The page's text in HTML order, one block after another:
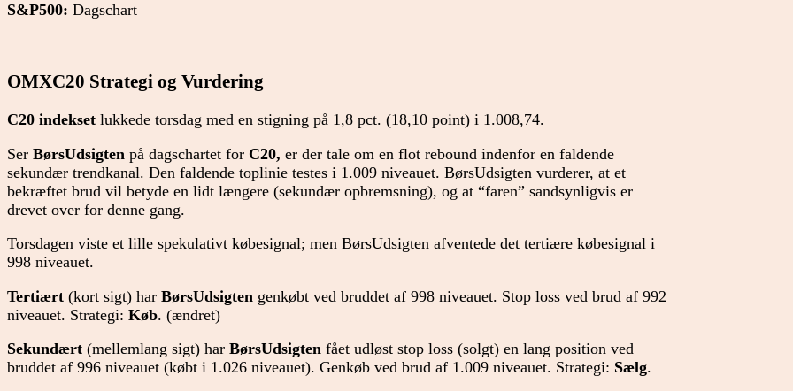
S&P500: Dagschart
OMXC20 Strategi og Vurdering
C20 indekset lukkede torsdag med en stigning på 1,8 pct. (18,10 point) i 1.008,74.
Ser BørsUdsigten på dagschartet for C20, er der tale om en flot rebound indenfor en faldende
sekundær trendkanal. Den faldende toplinie testes i 1.009 niveauet. BørsUdsigten vurderer, at et
bekræftet brud vil betyde en lidt længere (sekundær opbremsning), og at “faren” sandsynligvis er
drevet over for denne gang.
Torsdagen viste et lille spekulativt købesignal; men BørsUdsigten afventede det tertiære købesignal i
998 niveauet.
Tertiært (kort sigt) har BørsUdsigten genkøbt ved bruddet af 998 niveauet. Stop loss ved brud af 992
niveauet. Strategi: Køb. (ændret)
Sekundært (mellemlang sigt) har BørsUdsigten fået udløst stop loss (solgt) en lang position ved
bruddet af 996 niveauet (købt i 1.026 niveauet). Genkøb ved brud af 1.009 niveauet. Strategi: Sælg.